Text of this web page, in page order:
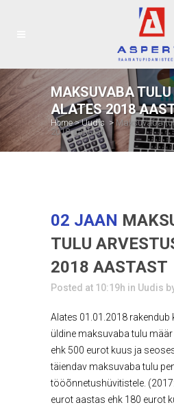
MAKSUVABA
ALATES 2018
Home>Uudis > Maksuvaba
2018 aastast
02 JAAN
TULU
2018 AASTAST
Posted at 10:19h in Uudis
Alates 01.01.2018 rakendub
üldine maksuvaba tulu
ehk 500 eurot kuus ja
täiendav maksuvaba tulu
tööõnnetushüvitistele.
eurot aastas ehk 180 eurot